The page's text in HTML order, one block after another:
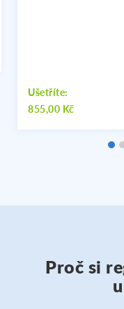
Ušetříte:
855,00 Kč
Proč si